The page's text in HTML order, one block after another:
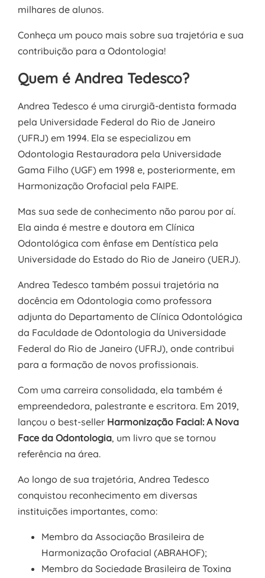
milhares de alunos.
Conheça um pouco mais sobre sua trajetória e sua
contribuição para a Odontologia!
Quem é Andrea Tedesco?
Andrea Tedesco é uma cirurgiã-dentista formada
pela Universidade Federal do Rio de Janeiro
(UFRJ) em 1994. Ela se especializou em
Odontologia Restauradora pela Universidade
Gama Filho (UGF) em 1998 e, posteriormente, em
Harmonização Orofacial pela FAIPE.
Mas sua sede de conhecimento não parou por aí.
Ela ainda é mestre e doutora em Clínica
Odontológica com ênfase em Dentística pela
Universidade do Estado do Rio de Janeiro (UERJ).
Andrea Tedesco também possui trajetória na
docência em Odontologia como professora
adjunta do Departamento de Clínica Odontológica
da Faculdade de Odontologia da Universidade
Federal do Rio de Janeiro (UFRJ), onde contribui
para a formação de novos profissionais.
Com uma carreira consolidada, ela também é
empreendedora, palestrante e escritora. Em 2019,
lançou o best-seller Harmonização Facial: A Nova
Face da Odontologia, um livro que se tornou
referência na área.
Ao longo de sua trajetória, Andrea Tedesco
conquistou reconhecimento em diversas
instituições importantes, como:
Membro da Associação Brasileira de
Harmonização Orofacial (ABRAHOF);
Membro da Sociedade Brasileira de Toxina